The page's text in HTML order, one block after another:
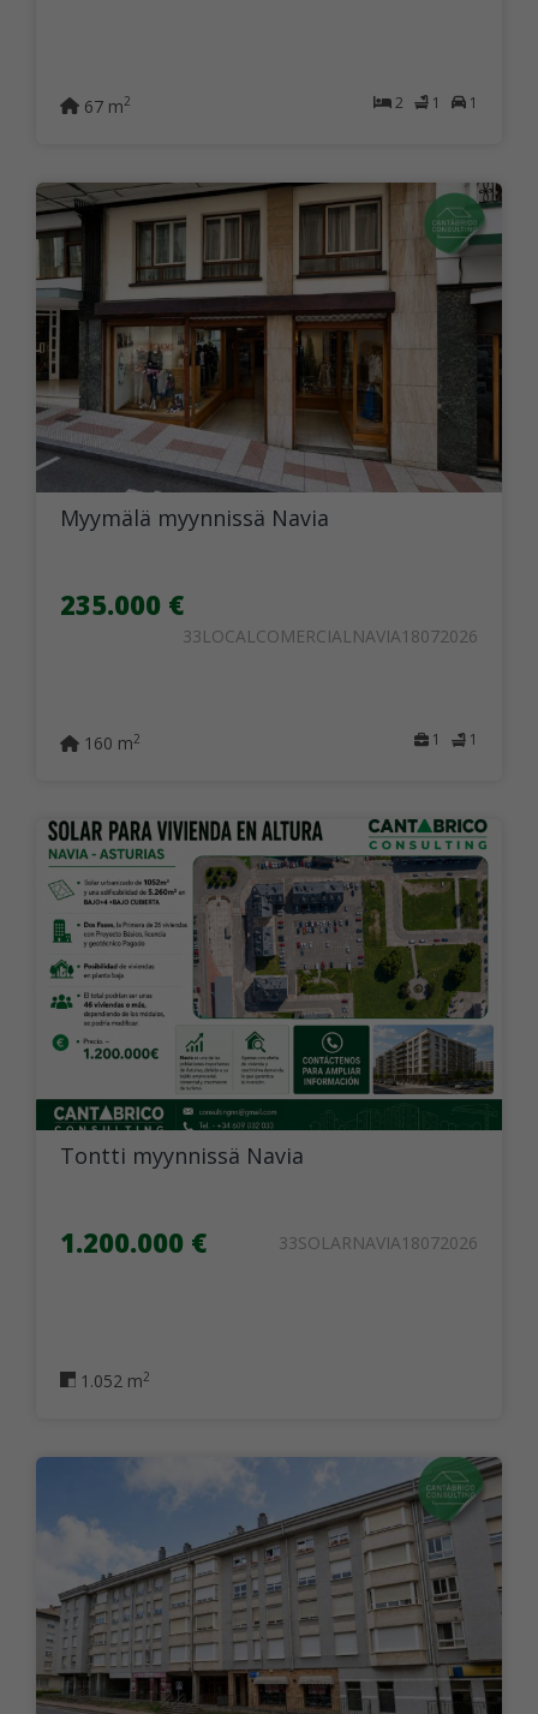
2 1 1
67 m2
Myymälä myynnissä Navia
235.000 €
33LOCALCOMERCIALNAVIA18072026
1 1
160 m2
Tontti myynnissä Navia
1.200.000 € 33SOLARNAVIA18072026
1.052 m2